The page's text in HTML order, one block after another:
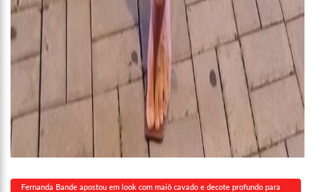
Fernanda Bande apostou em look com maiô cavado e decote profundo para